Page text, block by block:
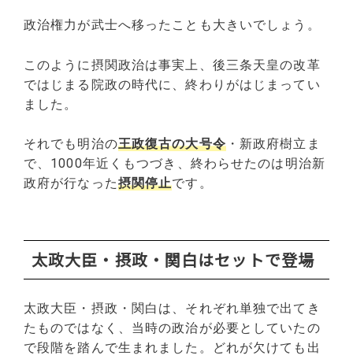
政治権力が武士へ移ったことも大きいでしょう。
このように摂関政治は事実上、後三条天皇の改革
ではじまる院政の時代に、終わりがはじまってい
ました。
それでも明治の王政復古の大号令・新政府樹立ま
で、1000年近くもつづき、終わらせたのは明治新
政府が行なった摂関停止です。
太政大臣・摂政・関白はセットで登場
太政大臣・摂政・関白は、それぞれ単独で出てき
たものではなく、当時の政治が必要としていたの
で段階を踏んで生まれました。どれが欠けても出